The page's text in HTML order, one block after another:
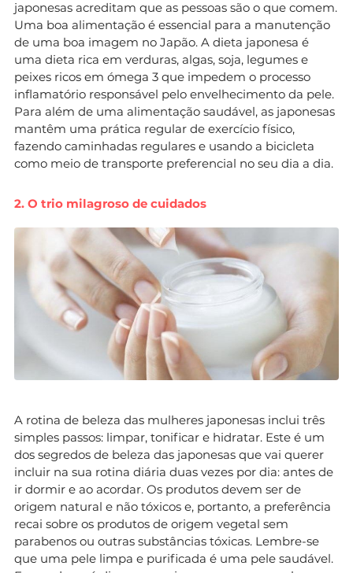
japonesas acreditam que as pessoas são o que comem.
Uma boa alimentação é essencial para a manutenção
de uma boa imagem no Japão. A dieta japonesa é
uma dieta rica em verduras, algas, soja, legumes e
peixes ricos em ómega 3 que impedem o processo
inflamatório responsável pelo envelhecimento da pele.
Para além de uma alimentação saudável, as japonesas
mantêm uma prática regular de exercício físico,
fazendo caminhadas regulares e usando a bicicleta
como meio de transporte preferencial no seu dia a dia.
2. O trio milagroso de cuidados
A rotina de beleza das mulheres japonesas inclui três
simples passos: limpar, tonificar e hidratar. Este é um
dos segredos de beleza das japonesas que vai querer
incluir na sua rotina diária duas vezes por dia: antes de
ir dormir e ao acordar. Os produtos devem ser de
origem natural e não tóxicos e, portanto, a preferência
recai sobre os produtos de origem vegetal sem
parabenos ou outras substâncias tóxicas. Lembre-se
que uma pele limpa e purificada é uma pele saudável.